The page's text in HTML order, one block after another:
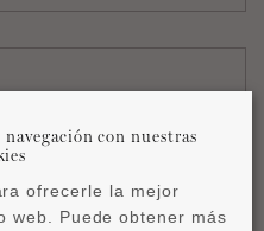
con nuestras
ofrecerle la mejor
web. Puede obtener más